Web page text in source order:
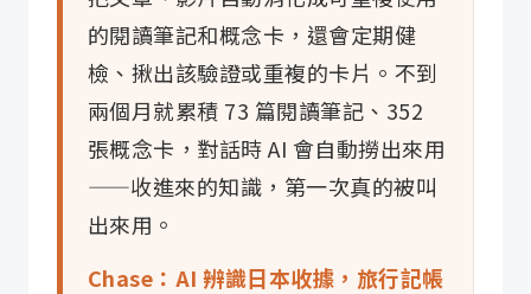
的閱讀筆記和概念卡，還會定期健
檢、揪出該驗證或重複的卡片。不到
兩個月就累積 73 篇閱讀筆記、352
張概念卡，對話時 AI 會自動撈出來用
——收進來的知識，第一次真的被叫
出來用。
Chase：AI 辨識日本收據，旅行記帳